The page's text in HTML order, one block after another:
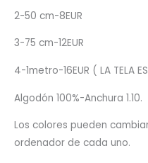
2-50 cm-8EUR
3-75 cm-12EUR
4-1metro-16EUR ( LA TELA
Algodón 100%-Anchura 1.10.
Los colores pueden
ordenador de cada uno.